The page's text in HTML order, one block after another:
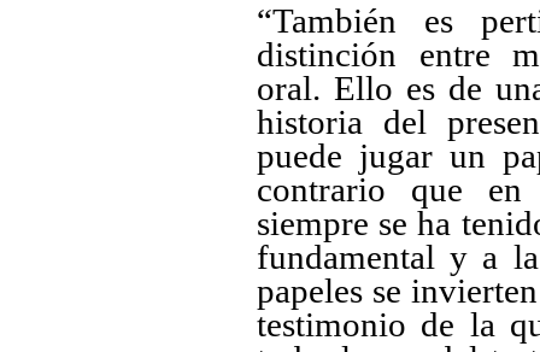
“También es
distinción entre
oral. Ello es de
historia del
puede jugar un
contrario que
siempre se ha
fundamental y a
papeles se
testimonio de la